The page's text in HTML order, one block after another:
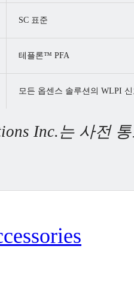
SC 표준
테플론™ PFA
모든 옵센스 솔루션의 WLPI
Inc.는 사전